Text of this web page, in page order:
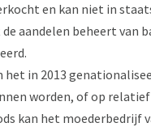
en kan niet in
aandelen beheert van
in 2013
worden, of op
kan het moederbedrijf